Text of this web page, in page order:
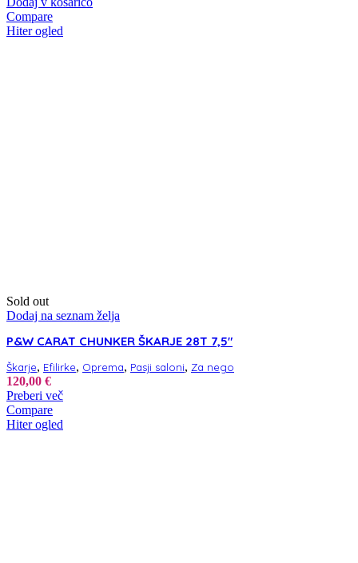
Compare
Hiter ogled
Sold out
Dodaj na seznam želja
P&W CARAT CHUNKER ŠKARJE 28T 7,5″
Škarje, Efilirke, Oprema, Pasji saloni, Za nego
120,00 €
Preberi več
Compare
Hiter ogled